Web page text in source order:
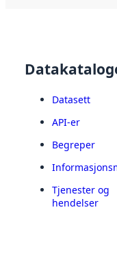
Datasett
API-er
Begreper
Tjenester og
hendelser